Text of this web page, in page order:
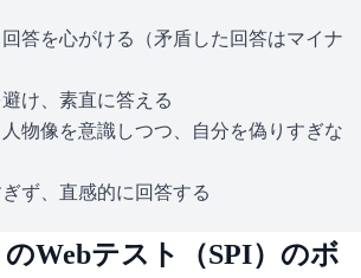
答を心がける（矛盾した回答はマイナ
け、素直に答える
物像を意識しつつ、自分を偽りすぎな
ず、直感的に回答する
のWebテスト（SPI）のボ